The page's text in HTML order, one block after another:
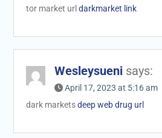
tor market url darkmarket link
Wesleysueni says:
April 17, 2023 at 5:16 am
dark marketsdeep web drug url